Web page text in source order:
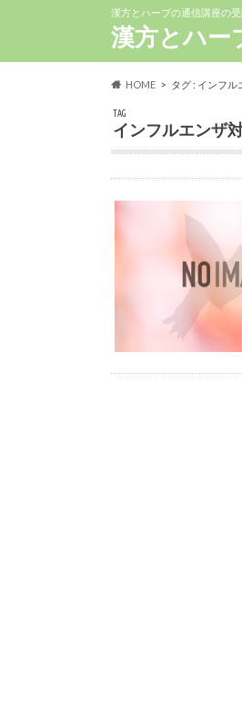
漢方とハーブの通信講座の
漢方とハー
HOME タグ : インフ
TAG
インフルエンザ